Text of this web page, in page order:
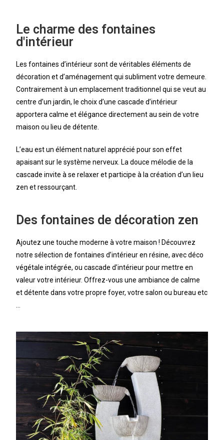
Le charme des fontaines
d'intérieur
Les fontaines d’intérieur sont de véritables éléments de
décoration et d’aménagement qui subliment votre demeure.
Contrairement à un emplacement traditionnel qui se veut au
centre d’un jardin, le choix d’une cascade d’intérieur
apportera calme et élégance directement au sein de votre
maison ou lieu de détente.
L’eau est un élément naturel apprécié pour son effet
apaisant sur le système nerveux. La douce mélodie de la
cascade invite à se relaxer et participe à la création d’un lieu
zen et ressourçant.
Des fontaines de décoration zen
Ajoutez une touche moderne à votre maison ! Découvrez
notre sélection de fontaines d’intérieur en résine, avec déco
végétale intégrée, ou cascade d’intérieur pour mettre en
valeur votre intérieur. Offrez-vous une ambiance de calme
et détente dans votre propre foyer, votre salon ou bureau etc